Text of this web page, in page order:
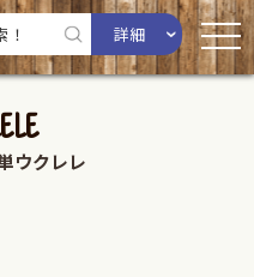
詳細
ウクレレ